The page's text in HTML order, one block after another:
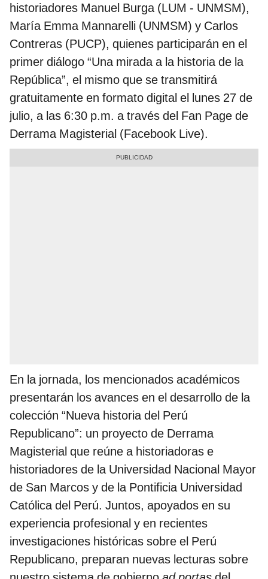
historiadores Manuel Burga (LUM - UNMSM),
María Emma Mannarelli (UNMSM) y Carlos
Contreras (PUCP), quienes participarán en el
primer diálogo “Una mirada a la historia de la
República”, el mismo que se transmitirá
gratuitamente en formato digital el lunes 27 de
julio, a las 6:30 p.m. a través del Fan Page de
Derrama Magisterial (Facebook Live).
En la jornada, los mencionados académicos
presentarán los avances en el desarrollo de la
colección “Nueva historia del Perú
Republicano”: un proyecto de Derrama
Magisterial que reúne a historiadoras e
historiadores de la Universidad Nacional Mayor
de San Marcos y de la Pontificia Universidad
Católica del Perú. Juntos, apoyados en su
experiencia profesional y en recientes
investigaciones históricas sobre el Perú
Republicano, preparan nuevas lecturas sobre